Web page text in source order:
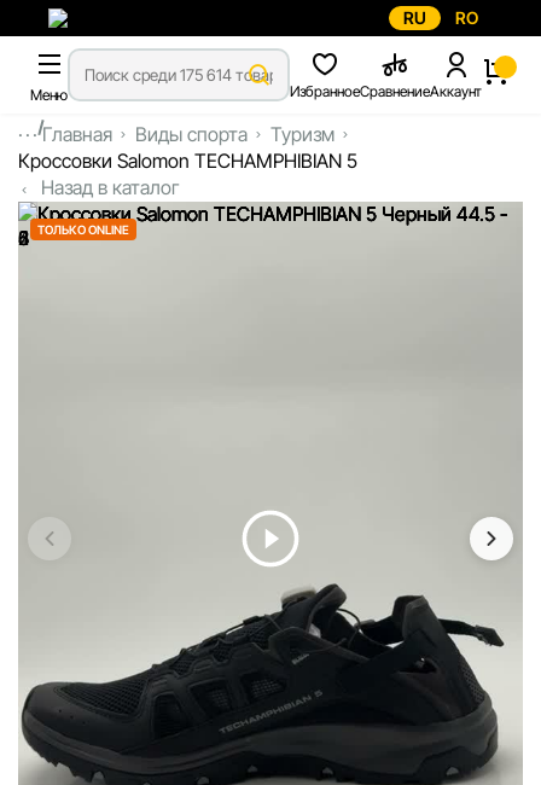
RU RO
Меню ИзбранноеСравнениеАккаунт
...Главная Виды спорта
Туризм
Кроссовки Salomon TECHAMPHIBIAN 5
Назад в каталог
ТОЛЬКО ONLINE